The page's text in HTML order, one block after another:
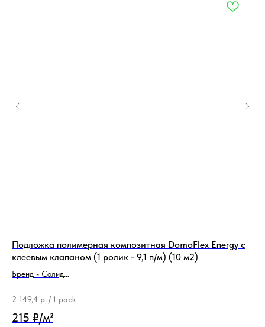
Подложка полимерная композитная DomoFlex Energy с
клеевым клапаном (1 pолик - 9,1 п/м) (10 м2)
Бренд - Солид
2 149,4 р. / 1 pack
215 ₽/м²